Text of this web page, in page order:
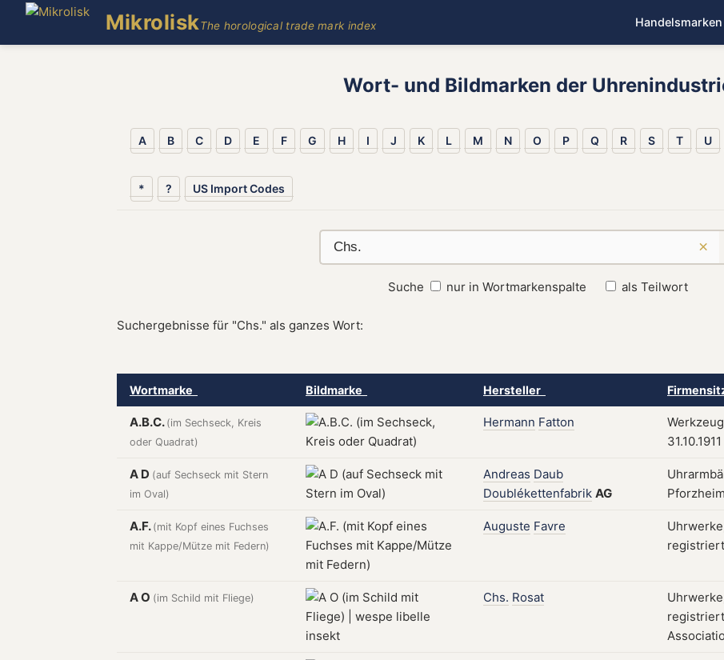
MikroliskThe horological trade mark index Handelsmarken
Wort- und Bildmarken der
A B C D E F G H I J K L M N O P Q R S T U
* ? US Import Codes
×
Suche nur in Wortmarkenspalte als Teilwort
Suchergebnisse für "Chs." als ganzes Wort:
Wortmarke Bildmarke Hersteller
A.B.C. (im Sechseck, Kreis
oder Quadrat)
Hermann Fatton
31.10.1911
A D (auf Sechseck mit Stern
im Oval)
Andreas Daub
Doublékettenfabrik AG
A.F. (mit Kopf eines Fuchses
mit Kappe/Mütze mit Federn)
Auguste Favre
registriert
A O (im Schild mit Fliege) Chs. Rosat
registriert